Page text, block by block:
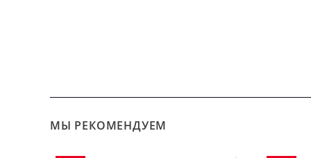
МЫ РЕКОМЕНДУЕМ